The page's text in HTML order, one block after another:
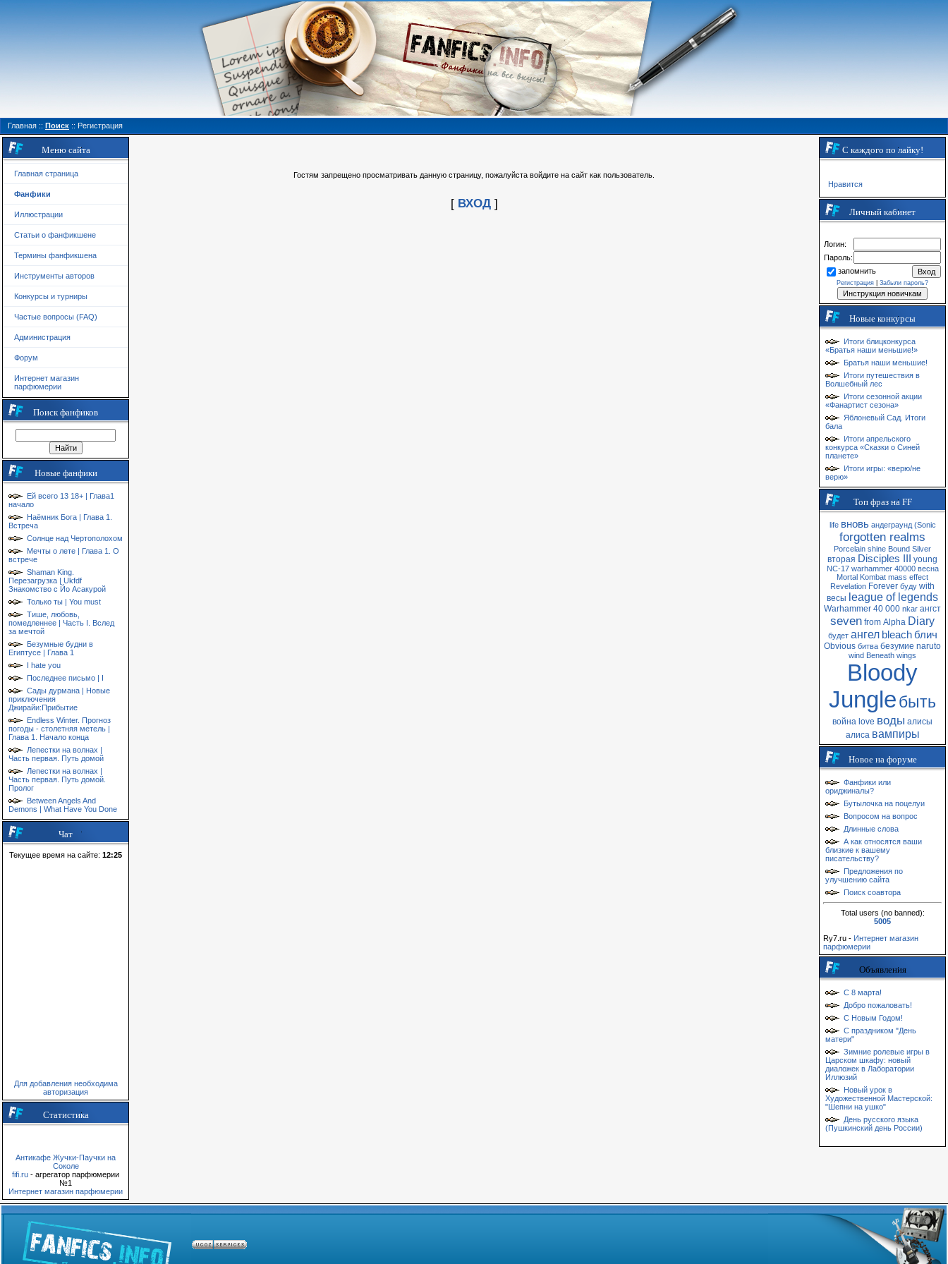
Главная :: Поиск :: Регистрация
Меню сайта
Главная страница
Фанфики
Иллюстрации
Статьи о фанфикшене
Термины фанфикшена
Инструменты авторов
Конкурсы и турниры
Частые вопросы (FAQ)
Администрация
Форум
Интернет магазин
парфюмерии
Поиск фанфиков
Новые фанфики
Ей всего 13 18+ | Глава1
начало
Наёмник Бога | Глава 1.
Встреча
Солнце над Чертополохом
Мечты о лете | Глава 1. О
встрече
Shaman King.
Перезагрузка | Ukfdf
Знакомство с Йо Асакурой
Только ты | You must
Тише, любовь,
помедленнее | Часть I. Вслед
за мечтой
Безумные будни в
Египтусе | Глава 1
I hate you
Последнее письмо | I
Сады дурмана | Новые
приключения
Джирайи:Прибытие
Endless Winter. Прогноз
погоды - столетняя метель |
Глава 1. Начало конца
Лепестки на волнах |
Часть первая. Путь домой
Лепестки на волнах |
Часть первая. Путь домой.
Пролог
Between Angels And
Demons | What Have You Done
Чат
Текущее время на сайте: 12:25
Для добавления необходима
авторизация
Статистика
Антикафе Жучки-Паучки на
Соколе
fifi.ru - агрегатор парфюмерии
№1
Интернет магазин парфюмерии
Гостям запрещено просматривать данную страницу, пожалуйста войдите на сайт как пользователь.
[ ВХОД]
С каждого по лайку!
Нравится
Личный кабинет
Логин:
Пароль:
запомнить
Регистрация Забыли пароль?
Новые конкурсы
Итоги блицконкурса
«Братья наши меньшие!»
Братья наши меньшие!
Итоги путешествия в
Волшебный лес
Итоги сезонной акции
«Фанартист сезона»
Яблоневый Сад. Итоги
бала
Итоги апрельского
конкурса «Сказки о Синей
планете»
Итоги игры: «верю/не
верю»
Топ фраз на FF
life вновь андеграунд (Sonic
forgotten realms
Porcelain shine Bound Silver
вторая Disciples III young
NC-17 warhammer 40000 весна
Mortal Kombat mass effect
Revelation Forever буду with
весы league of legends
Warhammer 40 000 nkar ангст
seven from Alpha Diary
будет ангел bleach блич
Obvious битва безумие naruto
wind Beneath wings
Bloody
Jungleбыть
война love воды алисы
алиса вампиры
Новое на форуме
Фанфики или
ориджиналы?
Бутылочка на поцелуи
Вопросом на вопрос
Длинные слова
А как относятся ваши
близкие к вашему
писательству?
Предложения по
улучшению сайта
Поиск соавтора
Total users (no banned):
5005
Ry7.ru - Интернет магазин
парфюмерии
Объявления
С 8 марта!
Добро пожаловать!
С Новым Годом!
С праздником "День
матери"
Зимние ролевые игры в
Царском шкафу: новый
диаложек в Лаборатории
Иллюзий
Новый урок в
Художественной Мастерской:
"Шепни на ушко"
День русского языка
(Пушкинский день России)